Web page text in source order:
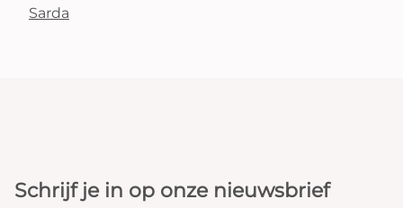
Sarda
Schrijf je in op onze nieuwsbrief